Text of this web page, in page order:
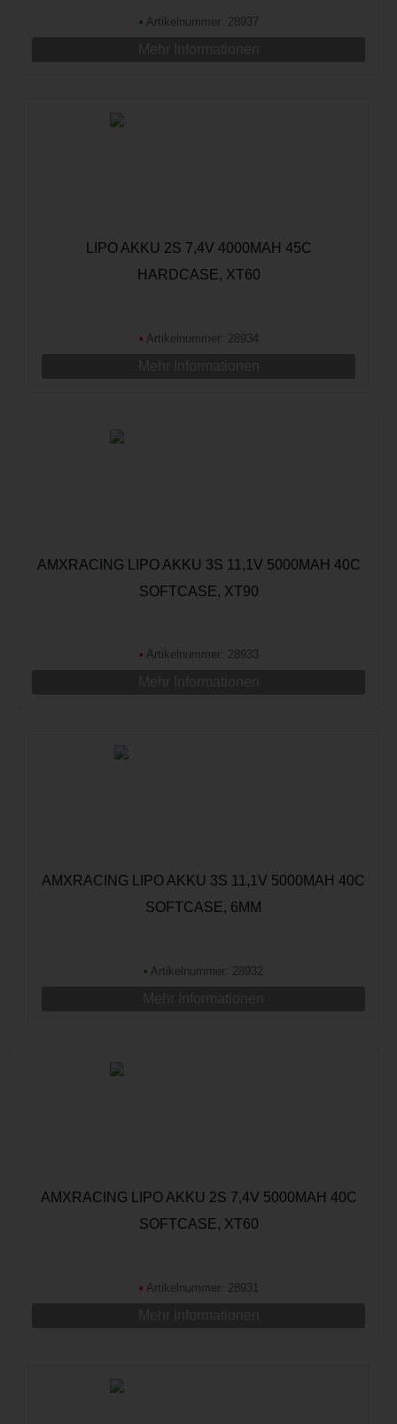
• Artikelnummer: 28937
LIPO AKKU 2S 7,4V 4000MAH 45C
HARDCASE, XT60
• Artikelnummer: 28934
AMXRACING LIPO AKKU 3S 11,1V 5000MAH 40C
SOFTCASE, XT90
• Artikelnummer: 28933
AMXRACING LIPO AKKU 3S 11,1V 5000MAH 40C
SOFTCASE, 6MM
• Artikelnummer: 28932
AMXRACING LIPO AKKU 2S 7,4V 5000MAH 40C
SOFTCASE, XT60
• Artikelnummer: 28931